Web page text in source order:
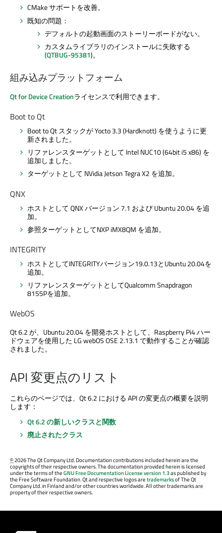
CMake サポートを改善。
既知の問題：
デフォルトの起動画面のストーリーボードがない。
カスタムライブラリのインストールに失敗する
(QTBUG-95381)。
組み込みプラットフォーム
Qt for Device Creationライセンスで利用できます。
Boot to Qt
Boot to Qtスタックが Yocto 3.3 (Hardknott) を使うように更
新されました。
リファレンスターゲットとして Intel NUC10 (64bit i5 x86) を
追加しました。
ターゲットとして NVidia Jetson Tegra X2 を追加。
QNX
ホストとして QNX バージョン 7.1 および Ubuntu 20.04 を追
加。
参照ターゲットとしてNXPiMX8QM を追加。
INTEGRITY
ホストとしてINTEGRITYバージョン19.0.13とUbuntu 20.04を
追加。
リファレンスターゲットとしてQualcomm Snapdragon
8155Pを追加。
WebOS
Qt 6.2 が、Ubuntu 20.04 を開発ホストとして、Raspberry Pi4 ハー
ドウェアを使用した LG webOS OSE 2.13.1 で動作することが確認
されました。
API 変更点のリスト
これらのページでは、Qt 6.2 における API の変更点の概要を説明
します：
Qt 6.2 の新しいクラスと関数
廃止されたクラス
©2026 The Qt Company Ltd. Documentation contributions included herein are the
copyrights of their respective owners. The documentation provided herein is licensed
under the terms of theGNU Free Documentation License version 1.3as published by
the Free Software Foundation. Qt and respective logos aretrademarksof The Qt
Company Ltd. in Finland and/or other countries worldwide. All other trademarks are
property of their respective owners.